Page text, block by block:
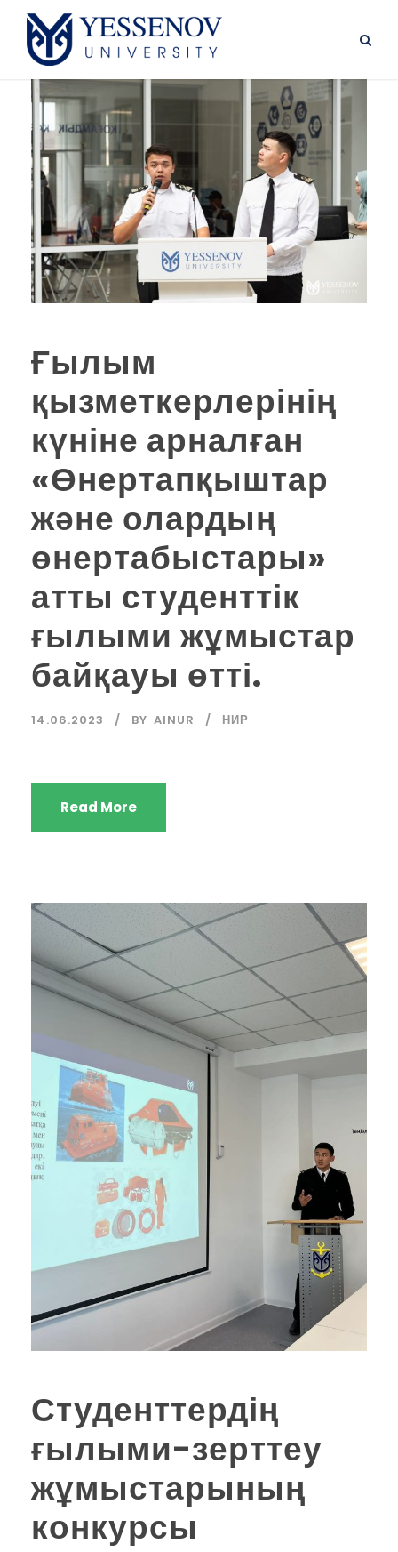
Ғылым
қызметкерлерінің
күніне арналған
«Өнертапқыштар
және олардың
өнертабыстары»
атты студенттік
ғылыми жұмыстар
байқауы өтті.
14.06.2023 BY AINUR НИР
Read More
Студенттердің
ғылыми-зерттеу
жұмыстарының
конкурсы